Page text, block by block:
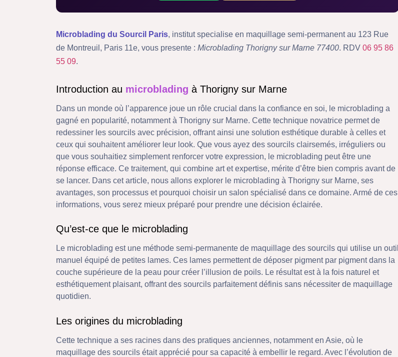
Microblading du Sourcil Paris, institut specialise en maquillage semi-permanent au 123 Rue
de Montreuil, Paris 11e, vous presente : Microblading Thorigny sur Marne 77400. RDV 06 95 86
55 09.
Introduction au microblading à Thorigny sur Marne
Dans un monde où l’apparence joue un rôle crucial dans la confiance en soi, le microblading a
gagné en popularité, notamment à Thorigny sur Marne. Cette technique novatrice permet de
redessiner les sourcils avec précision, offrant ainsi une solution esthétique durable à celles et
ceux qui souhaitent améliorer leur look. Que vous ayez des sourcils clairsemés, irréguliers ou
que vous souhaitiez simplement renforcer votre expression, le microblading peut être une
réponse efficace. Ce traitement, qui combine art et expertise, mérite d’être bien compris avant de
se lancer. Dans cet article, nous allons explorer le microblading à Thorigny sur Marne, ses
avantages, son processus et pourquoi choisir un salon spécialisé dans ce domaine. Armé de ces
informations, vous serez mieux préparé pour prendre une décision éclairée.
Qu’est-ce que le microblading
Le microblading est une méthode semi-permanente de maquillage des sourcils qui utilise un outil
manuel équipé de petites lames. Ces lames permettent de déposer pigment par pigment dans la
couche supérieure de la peau pour créer l’illusion de poils. Le résultat est à la fois naturel et
esthétiquement plaisant, offrant des sourcils parfaitement définis sans nécessiter de maquillage
quotidien.
Les origines du microblading
Cette technique a ses racines dans des pratiques anciennes, notamment en Asie, où le
maquillage des sourcils était apprécié pour sa capacité à embellir le regard. Avec l’évolution de